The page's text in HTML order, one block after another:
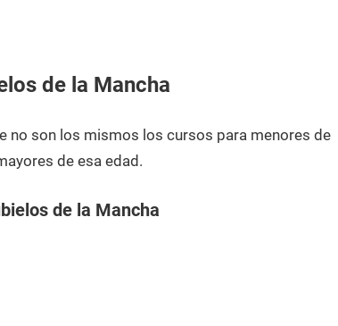
de la Mancha
no son los mismos los cursos para menores de
de esa edad.
de la Mancha